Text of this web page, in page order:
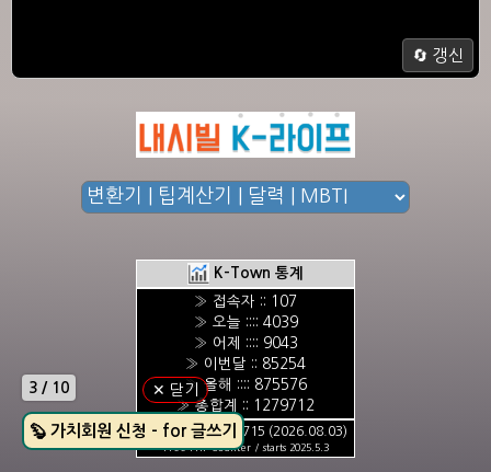
🔄 갱신
🦊 가치회원 신청 - for 글쓰기
4 / 10 ✕ 닫기
K-Town 통계
» 접속자 :: 107
» 오늘 :::: 4039
» 어제 :::: 9043
» 이번달 :: 85254
» 올해 :::: 875576
» 총합계 :: 1279712
최대 방문자수: 12715 (2026.08.03)
Free PHP Counter / starts 2025.5.3